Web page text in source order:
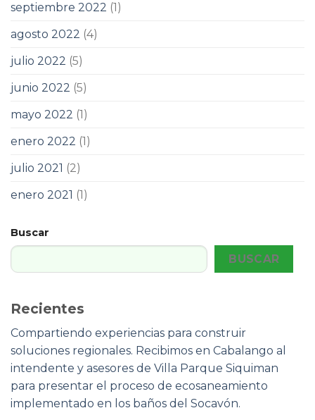
septiembre 2022 (1)
agosto 2022 (4)
julio 2022 (5)
junio 2022 (5)
mayo 2022 (1)
enero 2022 (1)
julio 2021 (2)
enero 2021 (1)
Buscar
BUSCAR
Recientes
Compartiendo experiencias para construir
soluciones regionales. Recibimos en Cabalango al
intendente y asesores de Villa Parque Siquiman
para presentar el proceso de ecosaneamiento
implementado en los baños del Socavón.